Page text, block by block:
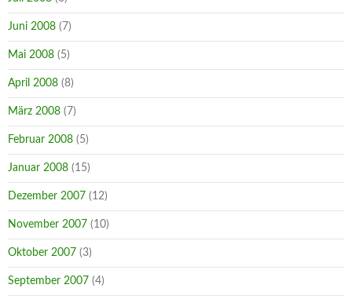
Juni 2008 (7)
Mai 2008 (5)
April 2008 (8)
März 2008 (7)
Februar 2008 (5)
Januar 2008 (15)
Dezember 2007 (12)
November 2007 (10)
Oktober 2007 (3)
September 2007 (4)